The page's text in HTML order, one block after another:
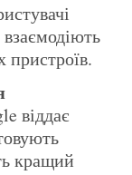
пристроїв.
віддає
кращий